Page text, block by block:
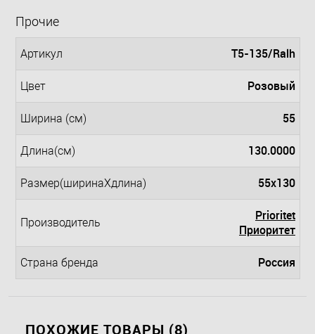
Прочие
Артикул T5-135/Ralh
Цвет Розовый
Ширина (см) 55
Длина(см) 130.0000
Размер(ширинаXдлина) 55x130
Производитель
Prioritet
Приоритет
Страна бренда Россия
ПОХОЖИЕ ТОВАРЫ (8)